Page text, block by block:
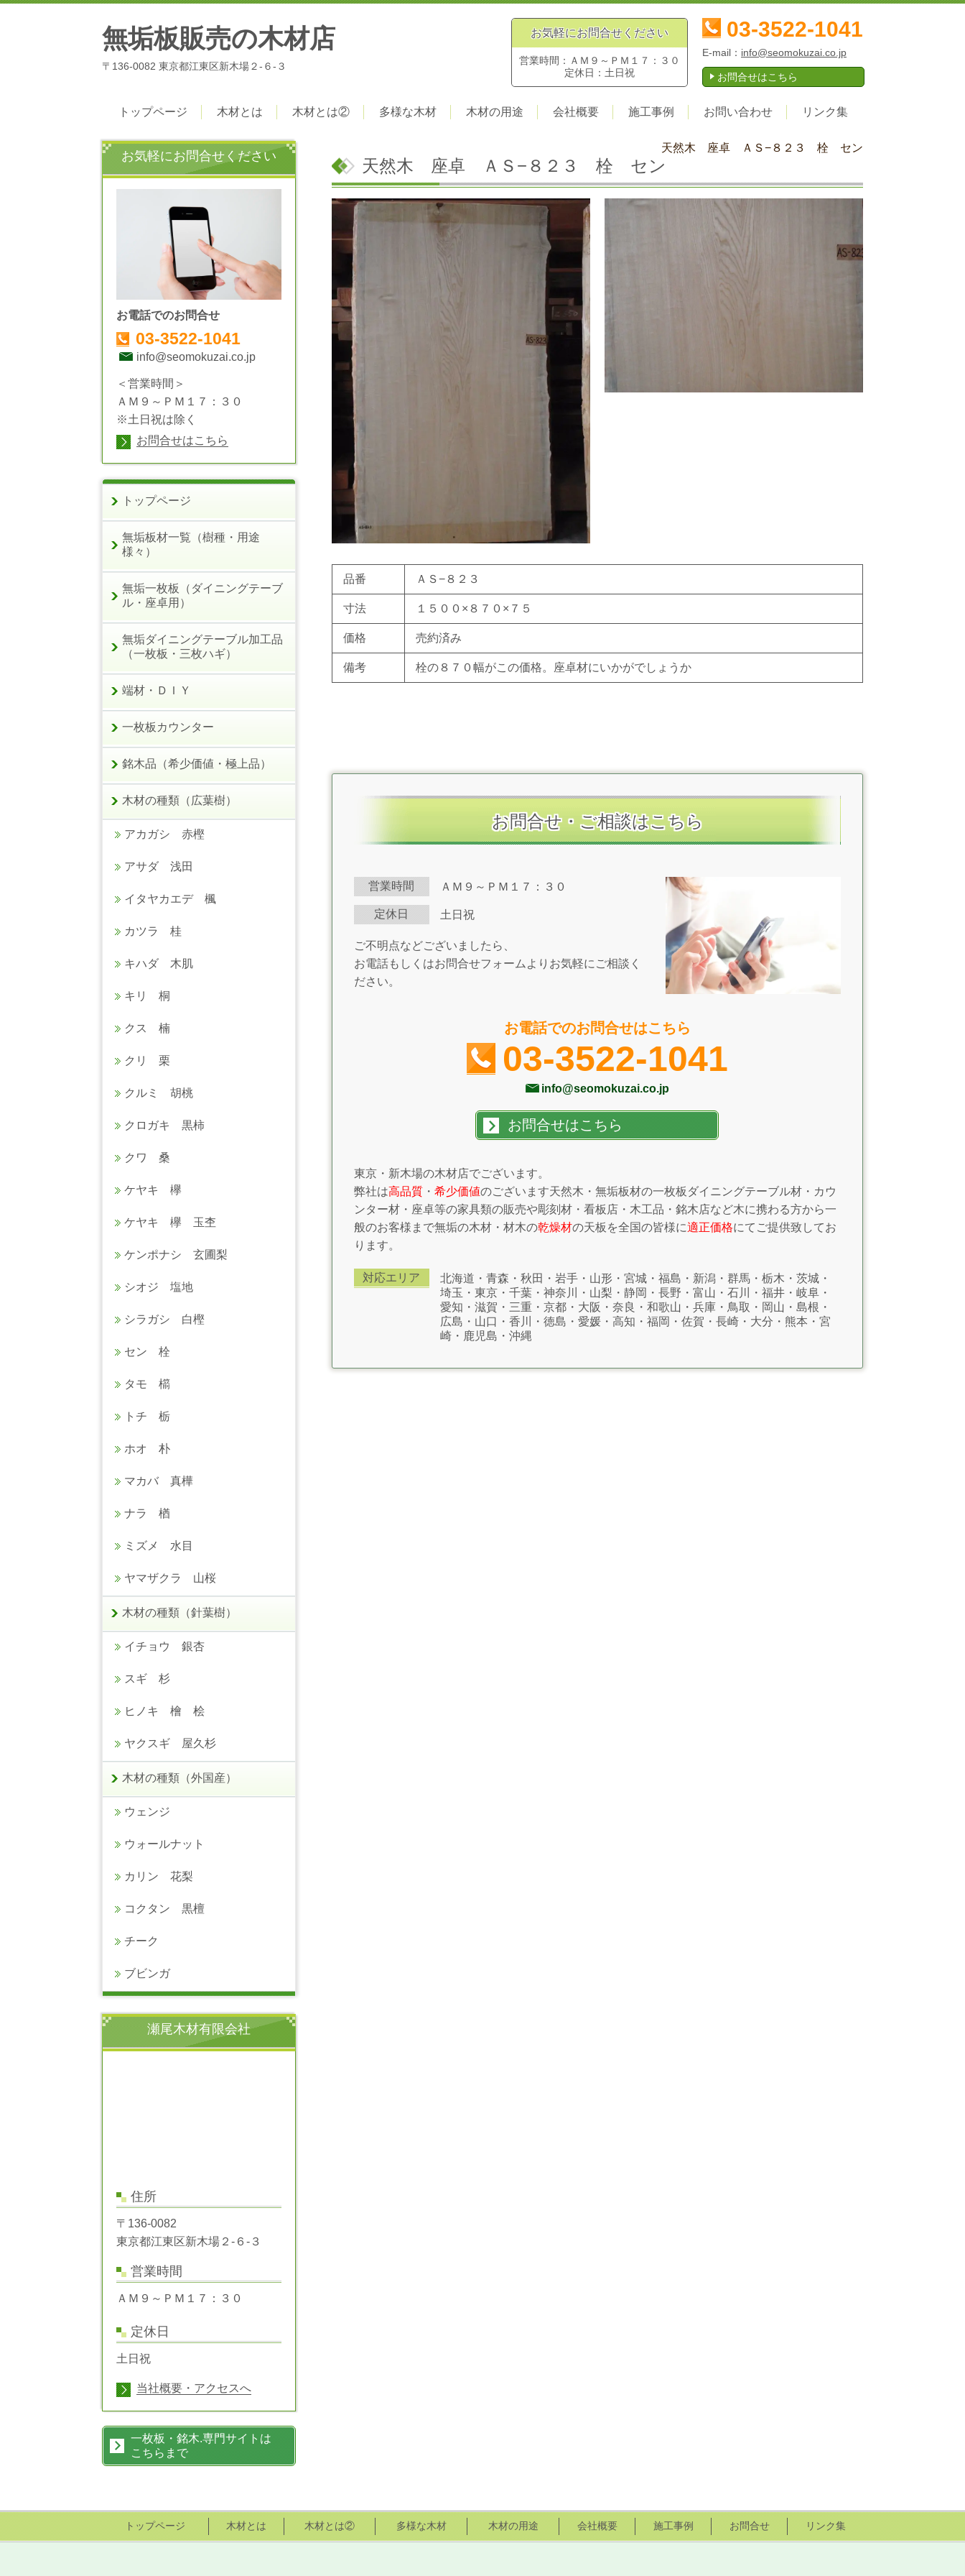
無垢板販売の木材店
〒136-0082 東京都江東区新木場２-６-３
お気軽にお問合せください
営業時間：ＡＭ９～ＰＭ１７：３０
定休日：土日祝
03-3522-1041
E-mail： info@seomokuzai.co.jp
お問合せはこちら
トップページ 木材とは 木材とは② 多様な木材 木材の用途 会社概要 施工事例 お問い合わせ リンク集
天然木 座卓 ＡＳ−８２３ 栓 セン
天然木 座卓 ＡＳ−８２３ 栓 セン
品番 ＡＳ−８２３
寸法 １５００×８７０×７５
価格 売約済み
備考 栓の８７０幅がこの価格。座卓材にいかがでしょうか
お問合せ・ご相談はこちら
営業時間 ＡＭ９～ＰＭ１７：３０
定休日 土日祝
ご不明点などございましたら、
お電話もしくはお問合せフォームよりお気軽にご相談く
ださい。
お電話でのお問合せはこちら
03-3522-1041
info@seomokuzai.co.jp
お問合せはこちら
東京・新木場の木材店でございます。
弊社は高品質・ 希少価値のございます天然木・無垢板材の一枚板ダイニングテーブル材・カウ
ンター材・座卓等の家具類の販売や彫刻材・看板店・木工品・銘木店など木に携わる方から一
般のお客様まで無垢の木材・材木の乾燥材の天板を全国の皆様に適正価格にてご提供致してお
ります。
対応エリア
北海道・青森・秋田・岩手・山形・宮城・福島・新潟・群馬・栃木・茨城・
埼玉・東京・千葉・神奈川・山梨・静岡・長野・富山・石川・福井・岐阜・
愛知・滋賀・三重・京都・大阪・奈良・和歌山・兵庫・鳥取・岡山・島根・
広島・山口・香川・徳島・愛媛・高知・福岡・佐賀・長崎・大分・熊本・宮
崎・鹿児島・沖縄
お気軽にお問合せください
お電話でのお問合せ
03-3522-1041
info@seomokuzai.co.jp
＜営業時間＞
ＡＭ９～ＰＭ１７：３０
※土日祝は除く
お問合せはこちら
トップページ
無垢板材一覧（樹種・用途
様々）
無垢一枚板（ダイニングテーブ
ル・座卓用）
無垢ダイニングテーブル加工品
（一枚板・三枚ハギ）
端材・ＤＩＹ
一枚板カウンター
銘木品（希少価値・極上品）
木材の種類（広葉樹）
アカガシ 赤樫
アサダ 浅田
イタヤカエデ 楓
カツラ 桂
キハダ 木肌
キリ 桐
クス 楠
クリ 栗
クルミ 胡桃
クロガキ 黒柿
クワ 桑
ケヤキ 欅
ケヤキ 欅 玉杢
ケンポナシ 玄圃梨
シオジ 塩地
シラガシ 白樫
セン 栓
タモ 櫤
トチ 栃
ホオ 朴
マカバ 真樺
ナラ 楢
ミズメ 水目
ヤマザクラ 山桜
木材の種類（針葉樹）
イチョウ 銀杏
スギ 杉
ヒノキ 檜 桧
ヤクスギ 屋久杉
木材の種類（外国産）
ウェンジ
ウォールナット
カリン 花梨
コクタン 黒檀
チーク
ブビンガ
瀬尾木材有限会社
住所
〒136-0082
東京都江東区新木場２-６-３
営業時間
ＡＭ９～ＰＭ１７：３０
定休日
土日祝
当社概要・アクセスへ
一枚板・銘木.専門サイトは
こちらまで
トップページ 木材とは 木材とは② 多様な木材 木材の用途 会社概要 施工事例 お問合せ リンク集